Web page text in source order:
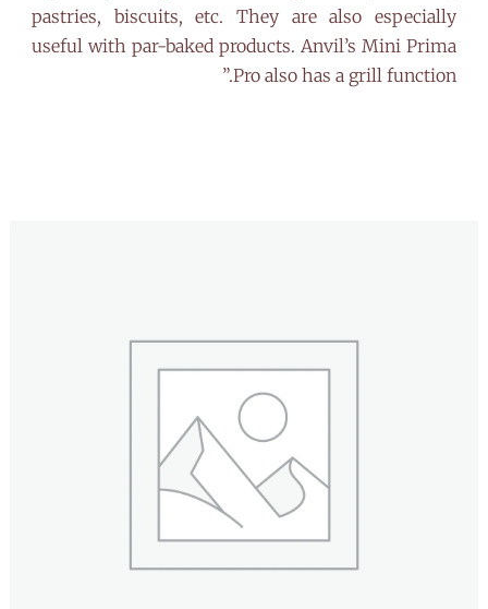
pastries, biscuits, etc. They are also especially
useful with par-baked products. Anvil’s Mini Prima
Pro also has a grill function.”